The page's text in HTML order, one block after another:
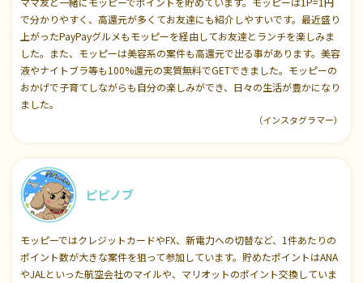
で分かりやすく、高還元が多くてお友達にも紹介しやすいです。最近盛り
上がったPayPayグルメもモッピーを経由してお友達とランチを楽しみま
した。また、モッピーは美容系の案件も高還元で出る事があります。美容
液やナイトブラ等も100%還元の実質無料でGETできました。モッピーの
おかげで子育てしながらも自分の楽しみができ、日々の生活が豊かになり
ました。
（インスタグラマー）
ピピノブ
モッピーではクレジットカードやFX、新電力への切替など、1件あたりの
ポイント数が大きな案件を狙って参加しています。貯めたポイントはANA
やJALといった航空会社のマイルや、マリオットのポイント交換していま